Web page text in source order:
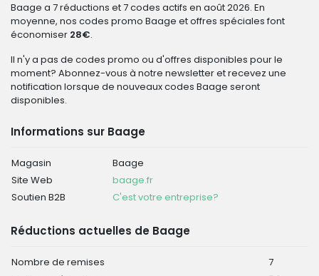
Baage a 7 réductions et 7 codes actifs en août 2026. En
moyenne, nos codes promo Baage et offres spéciales font
économiser 28€.
Il n'y a pas de codes promo ou d'offres disponibles pour le
moment? Abonnez-vous à notre newsletter et recevez une
notification lorsque de nouveaux codes Baage seront
disponibles.
Informations sur Baage
Magasin
Baage
Site Web
baage.fr
Soutien B2B
C'est votre entreprise?
Réductions actuelles de Baage
Nombre de remises
7